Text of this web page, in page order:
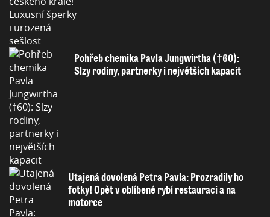
Pohřeb chemika Pavla Jungwirtha (†60):
Slzy rodiny, partnerky i největších kapacit
Utajená dovolená Petra Pavla: Prozradily ho
fotky! Opět v oblíbené rybí restauraci a na
motorce